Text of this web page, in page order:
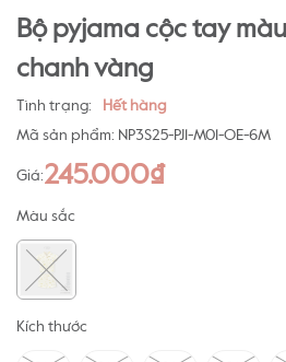
Bộ pyjama cộc tay
chanh vàng
Tình trạng:
Hết hàng
Mã sản phẩm: NP3S25-PJ1-M01-OE-6M
Giá:245.000₫
Màu sắc
Kích thước